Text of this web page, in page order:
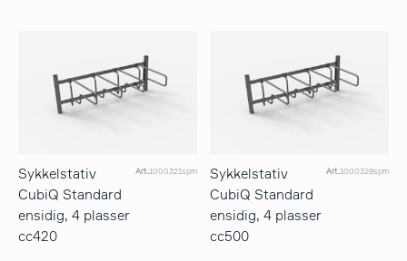
Sykkelstativ
CubiQ Standard
ensidig, 4 plasser
cc420
Art.1000321spm
Sykkelstativ
CubiQ Standard
ensidig, 4 plasser
cc500
Art.1000328spm